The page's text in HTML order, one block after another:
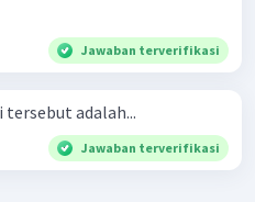
Jawaban terverifikasi
tersebut adalah...
Jawaban terverifikasi